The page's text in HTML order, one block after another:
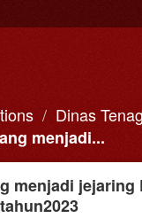
Dinas
menjadi...
menjadi jejaring